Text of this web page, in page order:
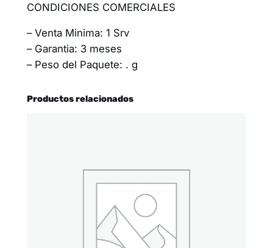
CONDICIONES COMERCIALES
– Venta Minima: 1 Srv
– Garantia: 3 meses
– Peso del Paquete: . g
Productos relacionados